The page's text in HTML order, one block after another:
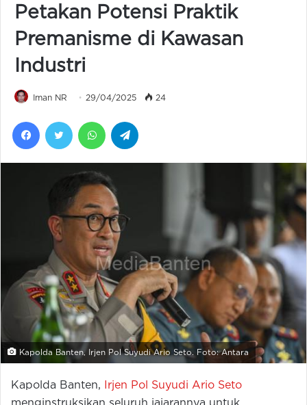
Petakan Potensi Praktik
Premanisme di Kawasan
Industri
Iman NR 29/04/2025 24
FacebookTwitter WhatsApp
Kapolda Banten, Irjen Pol Suyudi Ario Seto. Foto: Antara
Kapolda Banten,
Irjen Pol Suyudi Ario Seto